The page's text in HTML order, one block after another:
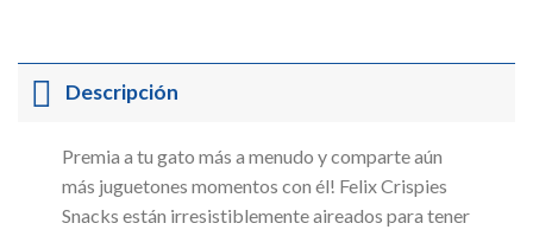
Descripción
Premia a tu gato más a menudo y comparte aún
más juguetones momentos con él! Felix Crispies
Snacks están irresistiblemente aireados para tener